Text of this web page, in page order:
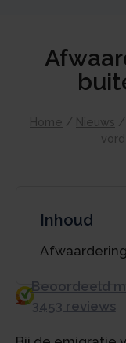
Home / Nieuws /
Inhoud
Beoordeeld
3453 reviews